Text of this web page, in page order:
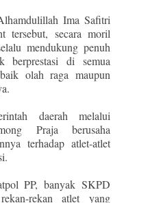
Ima Safitri
tersebut, secara moril
mendukung penuh
berprestasi di semua
olah raga maupun
daerah melalui
Praja berusaha
terhadap atlet-atlet
PP, banyak SKPD
rekan atlet yang